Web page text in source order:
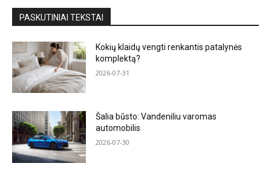
PASKUTINIAI TEKSTAI
Kokių klaidų vengti renkantis patalynės
komplektą?
2026-07-31
Šalia būsto: Vandeniliu varomas
automobilis
2026-07-30